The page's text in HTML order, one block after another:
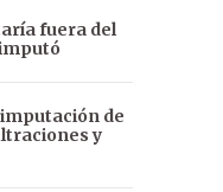
fuera del
de
y